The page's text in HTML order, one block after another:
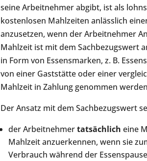
seine Arbeitnehmer abgibt, ist als
kostenlosen Mahlzeiten anlässlich
anzusetzen, wenn der Arbeitnehmer
Mahlzeit ist mit dem Sachbezugswert
in Form von Essensmarken, z. B.
von einer Gaststätte oder einer
Mahlzeit in Zahlung genommen
Der Ansatz mit dem Sachbezugswert
der Arbeitnehmertatsächlich eine
Mahlzeit anzuerkennen, wenn sie
Verbrauch während der